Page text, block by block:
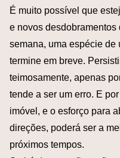
É muito possível que
e novos desdobramentos
semana, uma espécie
termine em breve.
teimosamente, apenas
tende a ser um erro. E
imóvel, e o esforço para
direções, poderá ser a
próximos tempos.